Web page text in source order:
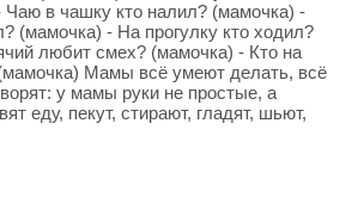
Чаю в чашку кто налил? (мамочка) -
(мамочка) - На прогулку кто ходил?
любит смех? (мамочка) - Кто на
Мамы всё умеют делать, всё
у мамы руки не простые, а
еду, пекут, стирают, гладят, шьют,